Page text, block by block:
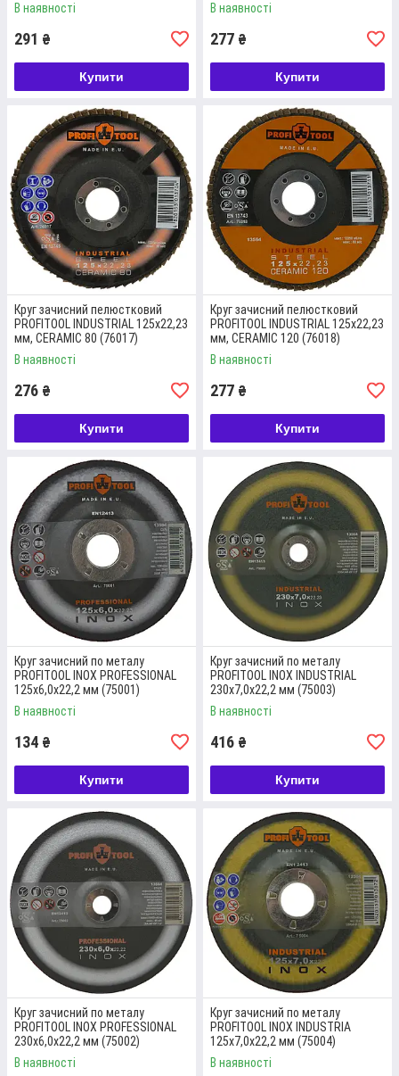
PROFITOOL КОЛО ЗАЧИСНИЙ КОНІЧНИЙ
PROFESSIONAL 110/90Х55ХM14; SIC
120; 8680 ОБ/ХВ; КАМІНЬ, БЕТОН 78005
Цей зачисний круг призначений для бетону, черепиці,
мармуру, граніту та покриття для підлоги. Швидкість
обертання становить 8680 об/хв.
Докладніше
PROFITOOL КРУГ ЗАЧИСНИЙ ПО
МЕТАЛУ INDUSTRIAL 230Х6,0Х22,2 ММ;
EA24R-BF; F27; 6650 ОБ/ХВ (76010)
Купуйте абразивний круг даного типу, щоб мати можливість
для зачищення конструкційної сталі, загартованої сталі та
товщина диска – 6 мм, а діаметр посадкового отвору – 22.2
мм.
Докладніше
В наявності
291 ₴
Купити
В наявності
277 ₴
Купити
Круг зачисний пелюстковий
PROFITOOL INDUSTRIAL 125x22,23
мм, CERAMIC 80 (76017)
В наявності
276 ₴
Купити
Круг зачисний пелюстковий
PROFITOOL INDUSTRIAL 125x22,23
мм, CERAMIC 120 (76018)
В наявності
277 ₴
Купити
Круг зачисний по металу
PROFITOOL INOX PROFESSIONAL
125х6,0х22,2 мм (75001)
В наявності
134 ₴
Купити
Круг зачисний по металу
PROFITOOL INOX INDUSTRIAL
230х7,0х22,2 мм (75003)
В наявності
416 ₴
Купити
Круг зачисний по металу
PROFITOOL INOX PROFESSIONAL
230х6,0х22,2 мм (75002)
В наявності
Круг зачисний по металу
PROFITOOL INOX INDUSTRIA
125х7,0х22,2 мм (75004)
В наявності